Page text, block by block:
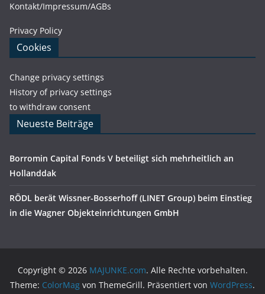
Kontakt/Impressum/AGBs
Privacy Policy
Cookies
Change privacy settings
History of privacy settings
to withdraw consent
Neueste Beiträge
Borromin Capital Fonds V beteiligt sich mehrheitlich an
Hollanddak
RÖDL berät Wissner-Bosserhoff (LINET Group) beim Einstieg
in die Wagner Objekteinrichtungen GmbH
Copyright © 2026 MAJUNKE.com. Alle Rechte vorbehalten.
Theme: ColorMag von ThemeGrill. Präsentiert von WordPress.